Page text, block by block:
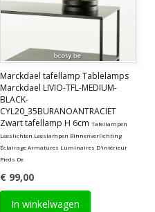
Marckdael tafellamp Tablelamps
Marckdael LIVIO-TFL-MEDIUM-
BLACK-
CYL20_35BURANOANTRACIET
Zwart tafellamp H 6cm Tafellampen
Leeslichten Leeslampen Binnenverlichting
Éclairage Armatures Luminaires D'intérieur
Pieds De
€ 99,00
In winkelwagen